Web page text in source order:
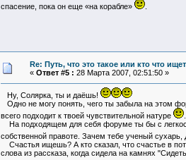
спасение, пока он еще «на корабле»
.
Re: Путь, что это такое или кто что
« Ответ #5 : 28 Марта 2007, 02:51:50 »
Ну, Солярка, ты и даёшь!
Одно не могу понять, чего ты забыла на этом
всего подходит к твоей чувствительной натуре
На подходящем для себя форуме ты бы с
собственной правоте. Зачем тебе ученый
Счастья ищешь? А кто сказал, что счастье в
слова из рассказа, когда сидела на камнях